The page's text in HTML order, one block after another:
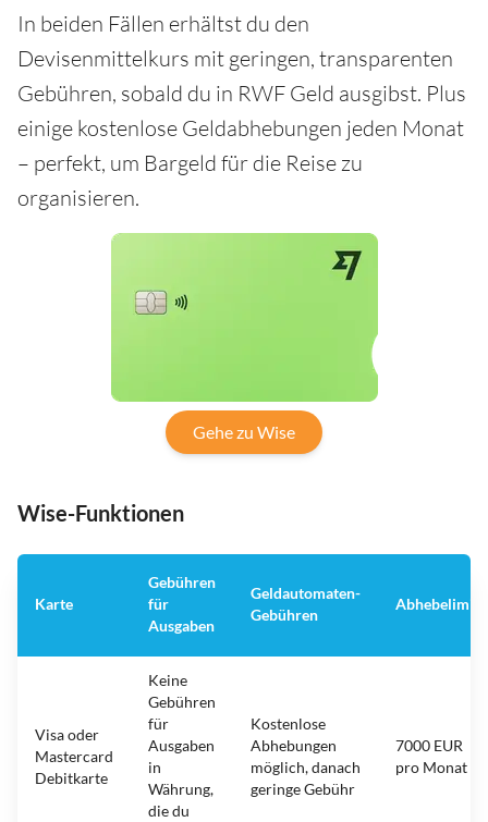
In beiden Fällen erhältst du den
Devisenmittelkurs mit geringen, transparenten
Gebühren, sobald du in RWF Geld ausgibst. Plus
einige kostenlose Geldabhebungen jeden Monat
– perfekt, um Bargeld für die Reise zu
organisieren.
Gehe zu Wise
Wise-Funktionen
Karte
Gebühren
für
Ausgaben
Geldautomaten-
Gebühren
Abhebelimit
Visa oder
Mastercard
Debitkarte
Keine
Gebühren
für
Ausgaben
in
Währung,
die du
Kostenlose
Abhebungen
möglich, danach
geringe Gebühr
7000 EUR
pro Monat